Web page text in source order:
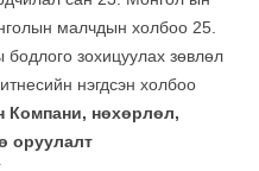
малчдын холбоо 25.
зохицуулах зөвлөл
нэгдсэн холбоо
Компани, нөхөрлөл,
оруулалт